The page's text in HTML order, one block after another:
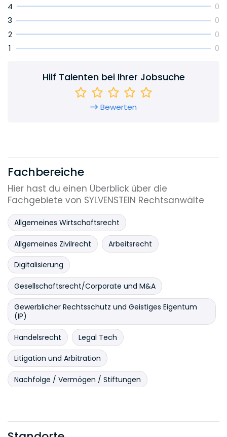
4 0
3 0
2 0
1 0
Hilf Talenten bei Ihrer Jobsuche
Bewerten
Fachbereiche
Hier hast du einen Überblick über die
Fachgebiete von SYLVENSTEIN Rechtsanwälte
Allgemeines Wirtschaftsrecht
Allgemeines Zivilrecht Arbeitsrecht
Digitalisierung
Gesellschaftsrecht/Corporate und M&A
Gewerblicher Rechtsschutz und Geistiges Eigentum
(IP)
Handelsrecht Legal Tech
Litigation und Arbitration
Nachfolge / Vermögen / Stiftungen
Team-, Partner- oder Anwaltsassistenz